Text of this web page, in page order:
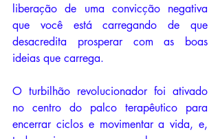
liberação de uma convicção negativa
que você está carregando de que
desacredita prosperar com as boas
ideias que carrega.
O turbilhão revolucionador foi ativado
no centro do palco terapêutico para
encerrar ciclos e movimentar a vida, e,